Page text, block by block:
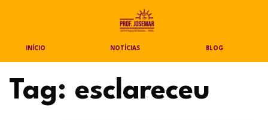
INÍCIO NOTÍCIAS BLOG
Tag: esclareceu